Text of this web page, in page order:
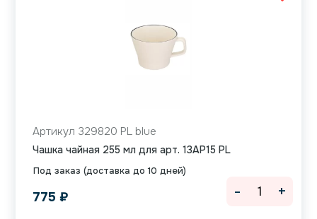
Под заказ (доставка до 10 дней)
Артикул 329820 PL blue
Чашка чайная 255 мл для арт. 13AP15 PL
775 ₽ - +